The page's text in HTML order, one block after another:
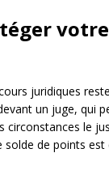
juridiques
un juge, qui
le
de points est